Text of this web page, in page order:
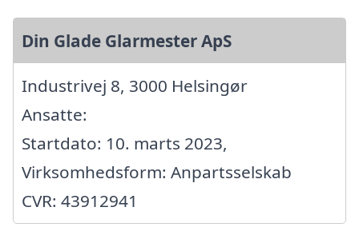
Din Glade Glarmester ApS
Industrivej 8, 3000 Helsingør
Ansatte:
Startdato: 10. marts 2023,
Virksomhedsform: Anpartsselskab
CVR: 43912941